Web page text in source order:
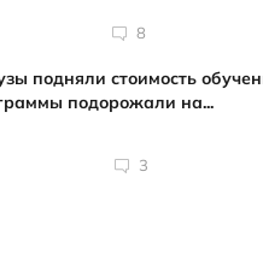
8
подняли стоимость
подорожали на...
3